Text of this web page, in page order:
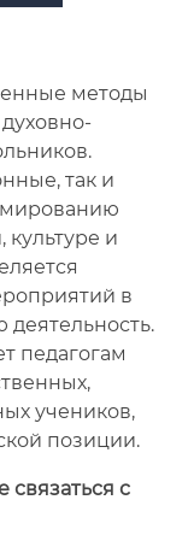
с
методы
так и
и
в
педагогам
учеников,
позиции.